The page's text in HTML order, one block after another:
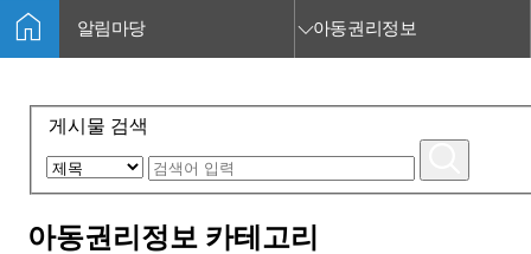
home 알림마당 keyboard_arrow_down아동권리정보
게시물 검색
아동권리정보 카테고리